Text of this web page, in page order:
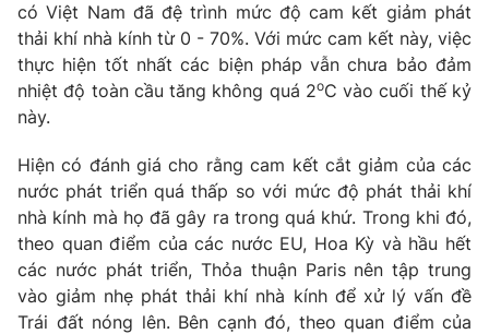
THỜI BÁO VTV
Theo dõi báo trên
Cơ quan báo chí:Thời báo VTV
Giấy phép hoạt động báo in và báo điện tử số 483/GP-BTTTT
cấp ngày 29/12/2023
Tổng Biên tập: Vũ Thanh Thủy
Phó Tổng Biên tập:Nguyễn Thị Mỹ Hạnh, Phạm Quốc Thắng,
Nguyễn Trọng Ninh
có Việt Nam đã đệ trình mức độ cam kết giảm phát
thải khí nhà kính từ 0 - 70%. Với mức cam kết này, việc
thực hiện tốt nhất các biện pháp vẫn chưa bảo đảm
nhiệt độ toàn cầu tăng không quá 2oC vào cuối thế kỷ
này.
Hiện có đánh giá cho rằng cam kết cắt giảm của các
nước phát triển quá thấp so với mức độ phát thải khí
nhà kính mà họ đã gây ra trong quá khứ. Trong khi đó,
theo quan điểm của các nước EU, Hoa Kỳ và hầu hết
các nước phát triển, Thỏa thuận Paris nên tập trung
vào giảm nhẹ phát thải khí nhà kính để xử lý vấn đề
Trái đất nóng lên. Bên cạnh đó, theo quan điểm của